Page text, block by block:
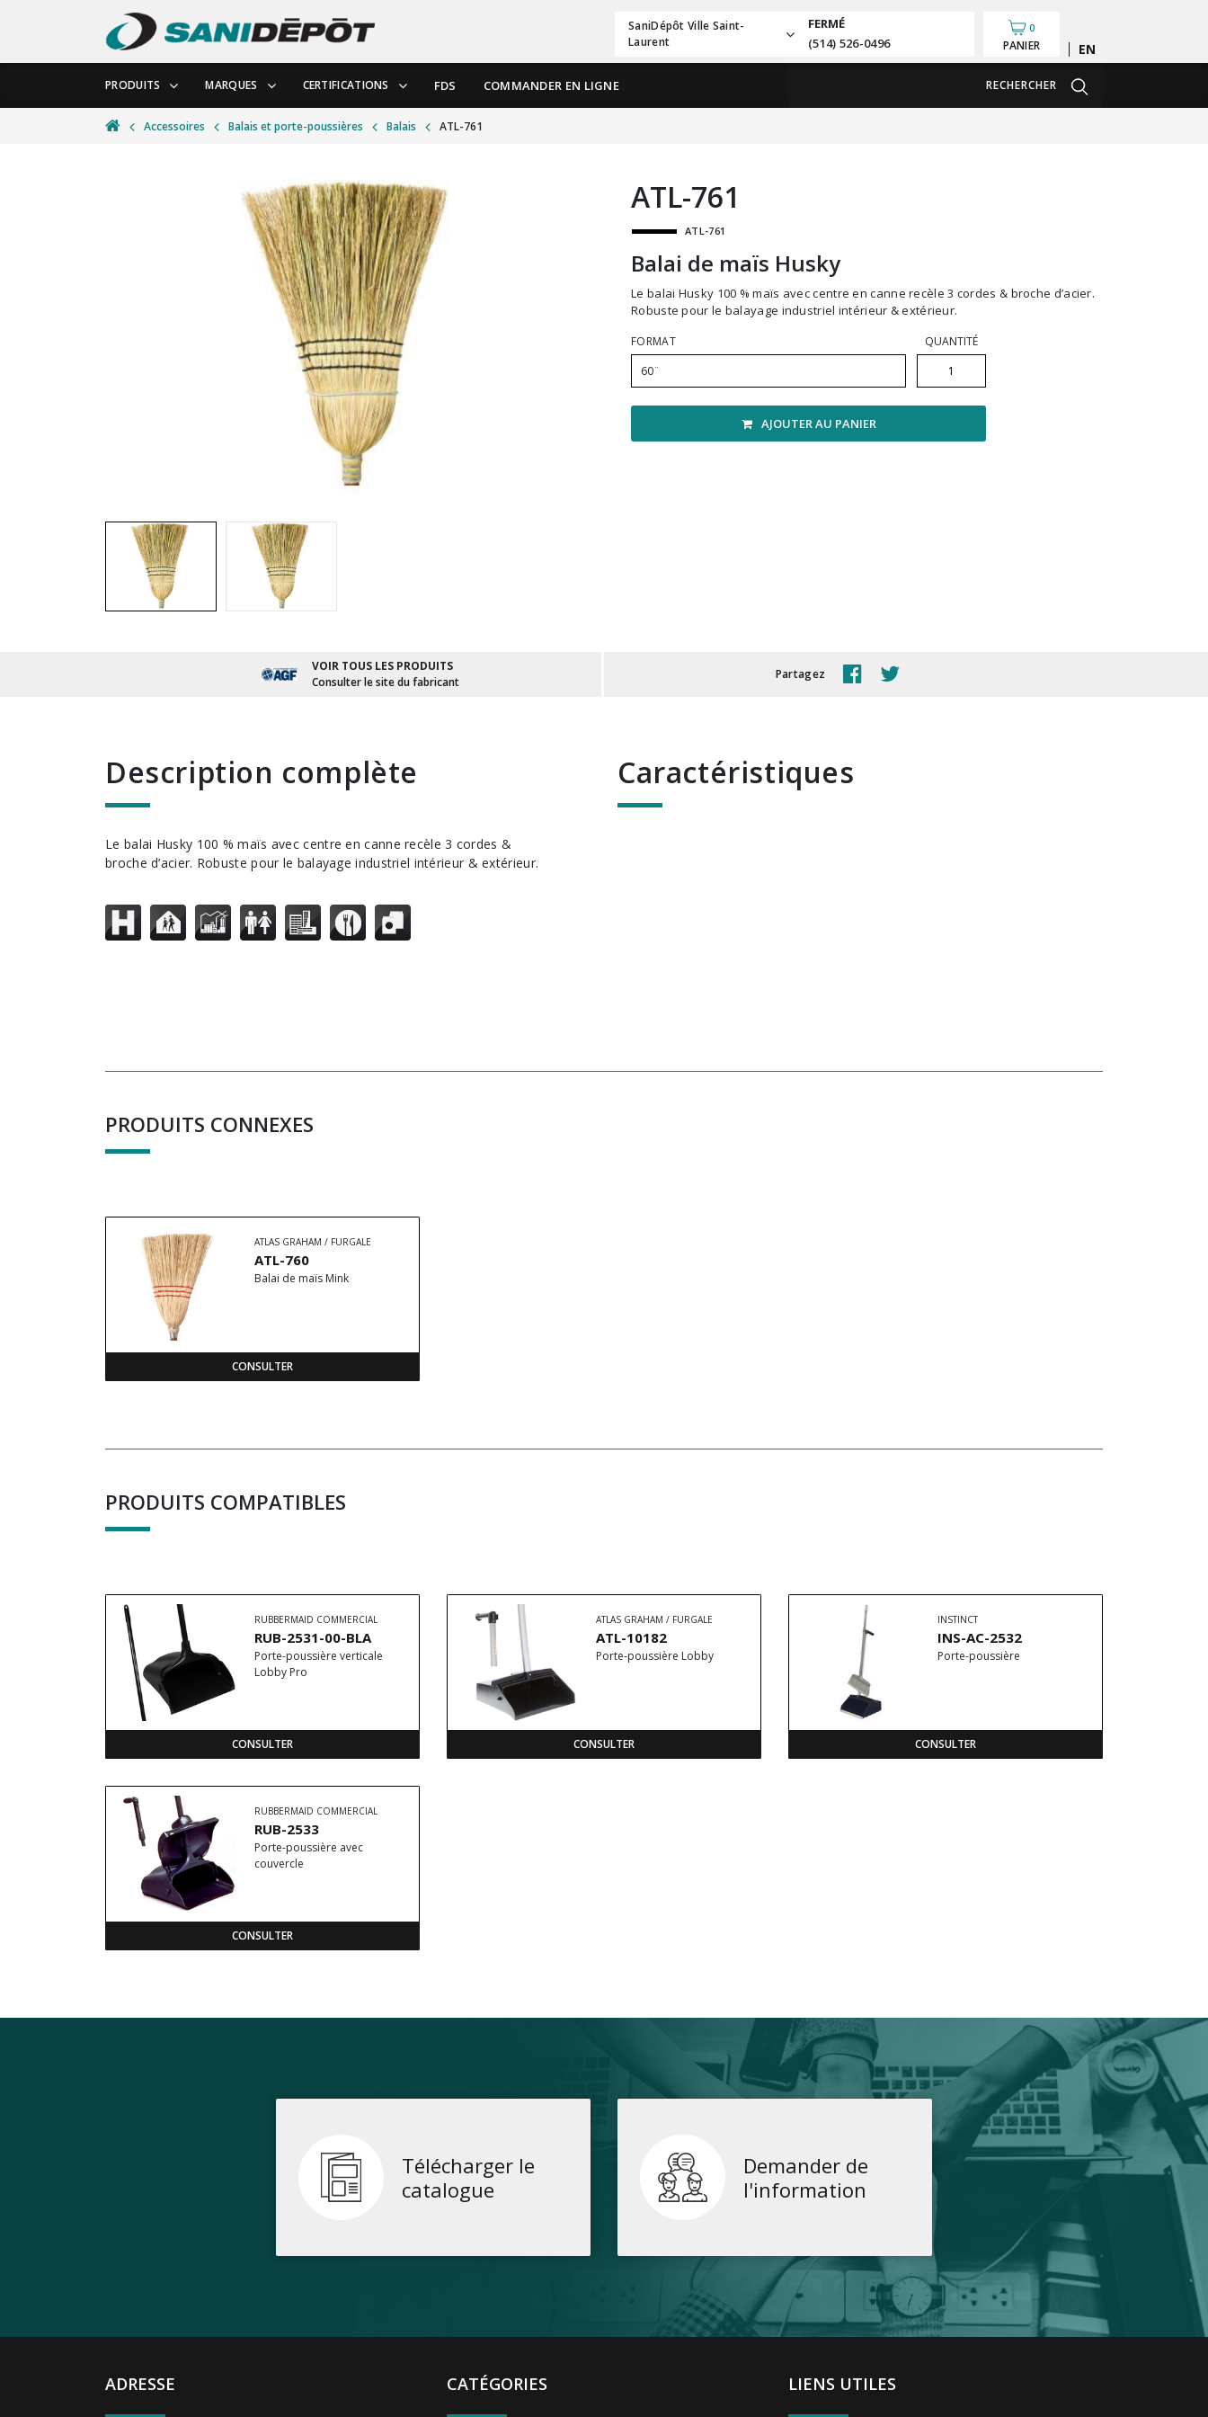
SaniDépôt Ville Saint-
Laurent
FERMÉ
(514) 526-0496
0
PANIER English
PRODUITS MARQUES CERTIFICATIONS FDS COMMANDER EN LIGNE RECHERCHER
Accessoires Balais et porte-poussières Balais ATL-761
ATL-761
ATL-761
Balai de maïs Husky
Le balai Husky 100 % maïs avec centre en canne recèle 3 cordes & broche d’acier.
Robuste pour le balayage industriel intérieur & extérieur.
FORMAT
60¨
QUANTITÉ
AJOUTER AU PANIER
VOIR TOUS LES PRODUITS
Consulter le site du fabricant
Partagez
description complète
Le balai Husky 100 % maïs avec centre en canne recèle 3 cordes &
broche d’acier. Robuste pour le balayage industriel intérieur & extérieur.
Caractéristiques
PRODUITS CONNEXES
ATLAS GRAHAM / FURGALE
ATL-760
Balai de maïs Mink
CONSULTER
PRODUITS COMPATIBLES
RUBBERMAID COMMERCIAL
RUB-2531-00-BLA
Porte-poussière verticale
Lobby Pro
CONSULTER
ATLAS GRAHAM / FURGALE
ATL-10182
Porte-poussière Lobby
CONSULTER
INSTINCT
INS-AC-2532
Porte-poussière
CONSULTER
RUBBERMAID COMMERCIAL
RUB-2533
Porte-poussière avec
couvercle
CONSULTER
Télécharger le
catalogue
Demander de
l'information
ADRESSE CATÉGORIES LIENS UTILES